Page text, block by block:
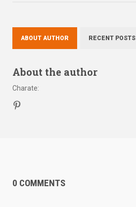
ABOUT AUTHOR RECENT POSTS
About the author
Charate:
0 COMMENTS